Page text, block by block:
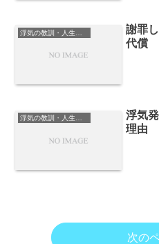
謝罪
代償
浮気の教訓・人生の学び
浮気
理由
次の